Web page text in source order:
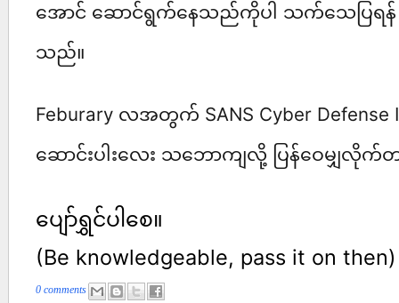
အောင် ဆောင်ရွက်နေသည်ကိုပါ သက်သေပြရန်
သည်။
Feburary လအတွက် SANS Cyber Defense
ဆောင်းပါးလေး သဘောကျလို့ ပြန်ဝေမျှလိုက်တ
ပျော်ရွှင်ပါစေ။
(Be knowledgeable, pass it on then)
0 comments